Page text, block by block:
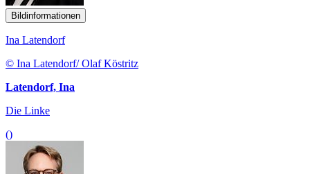
Bildinformationen
Ina Latendorf
© Ina Latendorf/ Olaf Köstritz
Latendorf, Ina
Die Linke
()